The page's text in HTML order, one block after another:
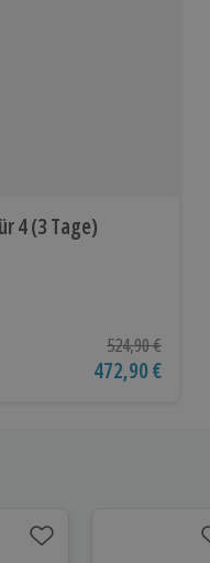
4 (3 Tage)
Ursprünglicher
524,90 €
Aktueller Preis
472,90 €